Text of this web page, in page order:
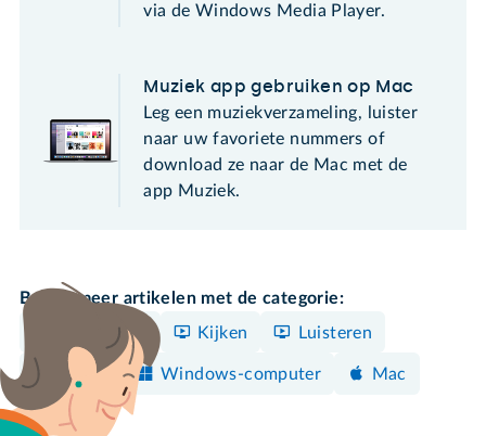
via de Windows Media Player.
Muziek app gebruiken op Mac
Leg een muziekverzameling, luister
naar uw favoriete nummers of
download ze naar de Mac met de
app Muziek.
Bekijk meer artikelen met de categorie:
Elektronica
Kijken Luisteren
Spelen Windows-computer Mac